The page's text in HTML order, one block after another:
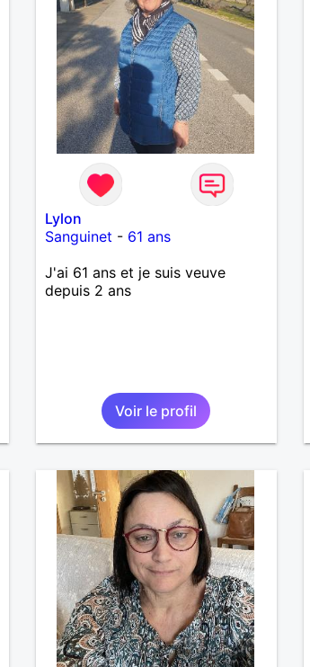
Lylon
Sanguinet - 61 ans
J'ai 61 ans et je suis veuve
depuis 2 ans
Voir le profil